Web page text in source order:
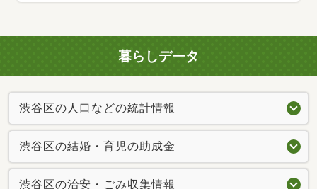
暮らしデータ
渋谷区の人口などの統計情報
渋谷区の結婚・育児の助成金
渋谷区の治安・ごみ収集情報